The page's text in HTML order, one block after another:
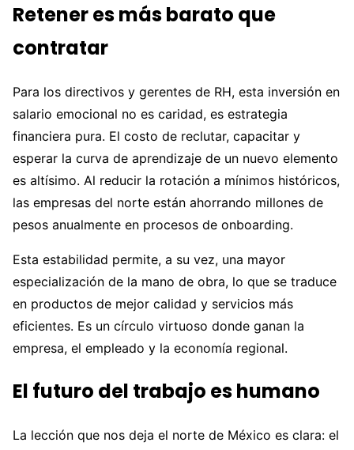
Retener es más barato que
contratar
Para los directivos y gerentes de RH, esta inversión en
salario emocional no es caridad, es estrategia
financiera pura. El costo de reclutar, capacitar y
esperar la curva de aprendizaje de un nuevo elemento
es altísimo. Al reducir la rotación a mínimos históricos,
las empresas del norte están ahorrando millones de
pesos anualmente en procesos de onboarding.
Esta estabilidad permite, a su vez, una mayor
especialización de la mano de obra, lo que se traduce
en productos de mejor calidad y servicios más
eficientes. Es un círculo virtuoso donde ganan la
empresa, el empleado y la economía regional.
El futuro del trabajo es humano
La lección que nos deja el norte de México es clara: el